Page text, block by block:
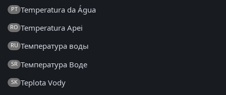
PT Temperatura da Água
RO Temperatura Apei
RU Температура воды
SR Температура Воде
SK Teplota Vody